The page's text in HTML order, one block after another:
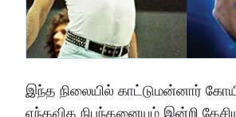
இந்த நிலையில் காட்டுமன்னார்
எந்தவித நிபந்தனையும் இன்றி